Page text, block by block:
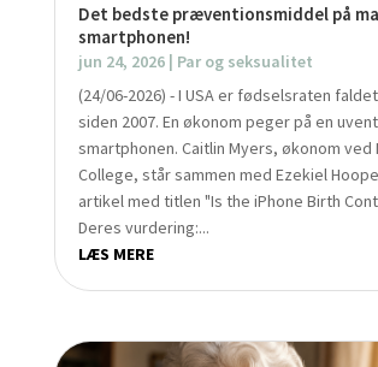
Det bedste præventionsmiddel på
smartphonen!
jun 24, 2026| Par og seksualitet
(24/06-2026) - I USA er fødselsraten
siden 2007. En økonom peger på en
smartphonen. Caitlin Myers, økonom ved
College, står sammen med Ezekiel
artikel med titlen "Is the iPhone Birth
Deres vurdering:...
LÆS MERE